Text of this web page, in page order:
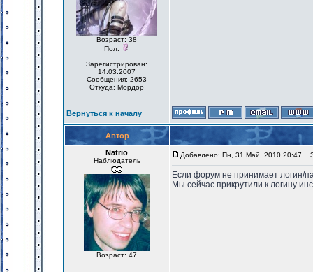
Возраст: 38
Пол:
Зарегистрирован:
14.03.2007
Сообщения: 2653
Откуда: Мордор
Вернуться к началу
Автор
Natrio
Наблюдатель
Возраст: 47
Добавлено: Пн, 31 Май, 2010 20:47
Если форум не принимает логин/
Мы сейчас прикрутили к логину